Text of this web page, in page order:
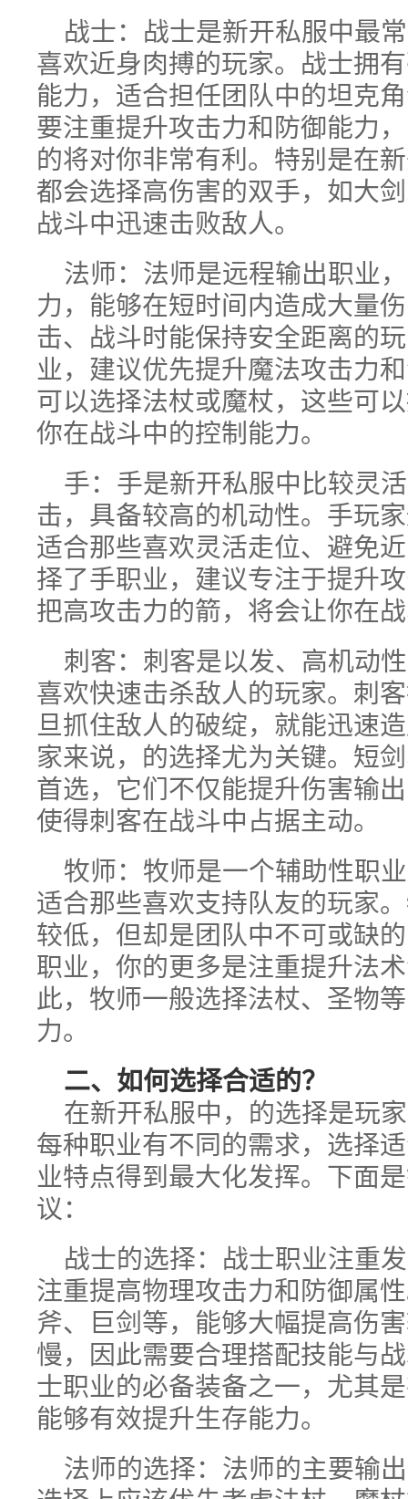
战士：战士是新开私服中最
喜欢近身肉搏的玩家。战士拥
能力，适合担任团队中的坦克
要注重提升攻击力和防御能力
的将对你非常有利。特别是在
都会选择高伤害的双手，如大
战斗中迅速击败敌人。
法师：法师是远程输出职业
力，能够在短时间内造成大量
击、战斗时能保持安全距离的
业，建议优先提升魔法攻击力
可以选择法杖或魔杖，这些可
你在战斗中的控制能力。
手：手是新开私服中比较灵
击，具备较高的机动性。手玩
适合那些喜欢灵活走位、避免
择了手职业，建议专注于提升
把高攻击力的箭，将会让你在
刺客：刺客是以发、高机动
喜欢快速击杀敌人的玩家。刺
旦抓住敌人的破绽，就能迅速
家来说，的选择尤为关键。短
首选，它们不仅能提升伤害输
使得刺客在战斗中占据主动。
牧师：牧师是一个辅助性职
适合那些喜欢支持队友的玩家
较低，但却是团队中不可或缺
职业，你的更多是注重提升法
此，牧师一般选择法杖、圣物
力。
二、如何选择合适的？
在新开私服中，的选择是玩
每种职业有不同的需求，选择
业特点得到最大化发挥。下面
议：
战士的选择：战士职业注重
注重提高物理攻击力和防御属
斧、巨剑等，能够大幅提高伤
慢，因此需要合理搭配技能与
士职业的必备装备之一，尤其
能够有效提升生存能力。
法师的选择：法师的主要输